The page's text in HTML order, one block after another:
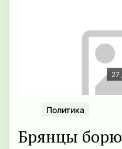
27
Политика
Брянцы